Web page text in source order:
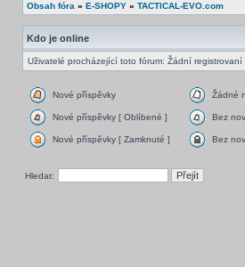
Obsah fóra » E-SHOPY » TACTICAL-EVO.com
Kdo je online
Uživatelé procházející toto fórum: Žádní
Nové příspěvky Žádné
Nové příspěvky [ Oblíbené ] Bez
Nové příspěvky [ Zamknuté ] Bez
Hledat: